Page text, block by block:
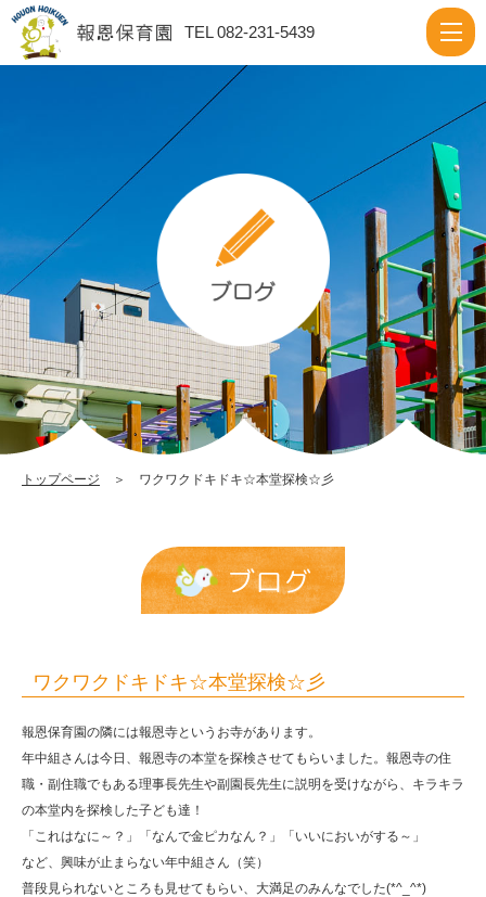
ワ
ク
ワ
ド
キ
☆
本
堂
探
検
☆
|
報
恩
育
園
TEL 082-231-5439
トップページ ＞ ワクワクドキドキ☆本堂探検☆彡
ブログ
ワクワクドキドキ☆本堂探検☆彡
報恩保育園の隣には報恩寺というお寺があります。
年中組さんは今日、報恩寺の本堂を探検させてもらいました。報恩寺の住
職・副住職でもある理事長先生や副園長先生に説明を受けながら、キラキラ
の本堂内を探検した子ども達！
「これはなに～？」「なんで金ピカなん？」「いいにおいがする～」
など、興味が止まらない年中組さん（笑）
普段見られないところも見せてもらい、大満足のみんなでした(*^_^*)